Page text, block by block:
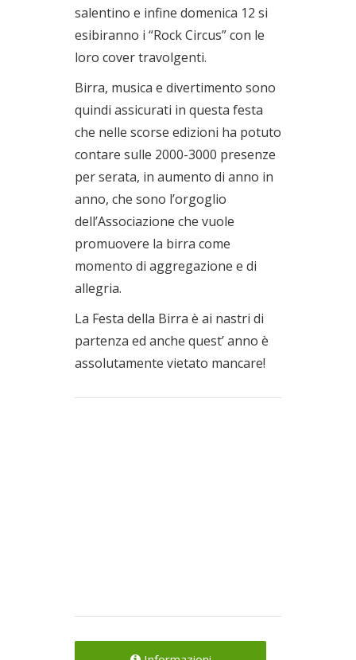
salentino e infine domenica 12 si
esibiranno i “Rock Circus” con le
loro cover travolgenti.
Birra, musica e divertimento sono
quindi assicurati in questa festa
che nelle scorse edizioni ha potuto
contare sulle 2000-3000 presenze
per serata, in aumento di anno in
anno, che sono l’orgoglio
dell’Associazione che vuole
promuovere la birra come
momento di aggregazione e di
allegria.
La Festa della Birra è ai nastri di
partenza ed anche quest’ anno è
assolutamente vietato mancare!